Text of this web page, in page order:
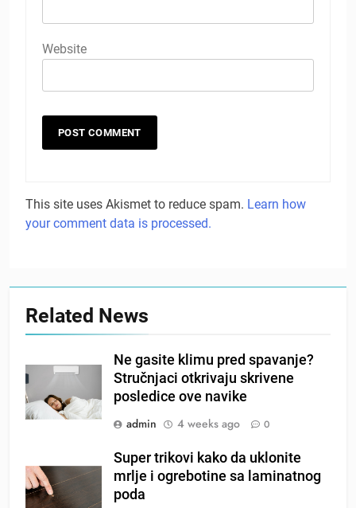
Website
This site uses Akismet to reduce spam. Learn how
your comment data is processed.
Related News
Ne gasite klimu pred spavanje?
Stručnjaci otkrivaju skrivene
posledice ove navike
admin
4 weeks ago 0
Super trikovi kako da uklonite
mrlje i ogrebotine sa laminatnog
poda